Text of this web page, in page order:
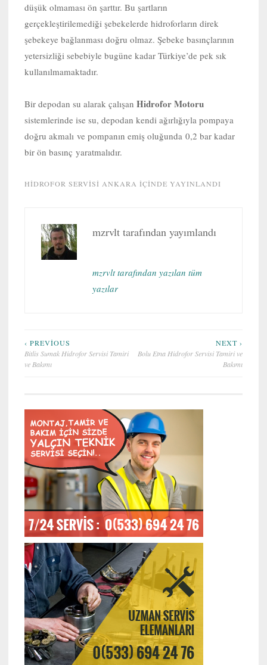
düşük olmaması ön şarttır. Bu şartların
gerçekleştirilemediği şebekelerde hidroforların direk
şebekeye bağlanması doğru olmaz. Şebeke basınçlarının
yetersizliği sebebiyle bugüne kadar Türkiye’de pek sık
kullanılmamaktadır.
Bir depodan su alarak çalışan Hidrofor Motoru
sistemlerinde ise su, depodan kendi ağırlığıyla pompaya
doğru akmalı ve pompanın emiş oluğunda 0,2 bar kadar
bir ön basınç yaratmalıdır.
HIDROFOR SERVISI ANKARA IÇINDE YAYINLANDI
mzrvlt tarafından yayımlandı
mzrvlt tarafından yazılan tüm
yazılar
Yazı
gezinmesi
‹ PREVIOUS
Bitlis Sumak Hidrofor Servisi Tamiri
ve Bakımı
NEXT ›
Bolu Etna Hidrofor Servisi Tamiri ve
Bakımı